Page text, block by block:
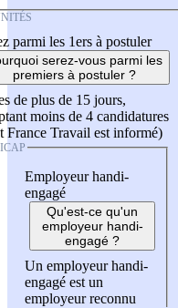
parmi les 1ers à postuler
serez-vous parmi les
premiers à postuler ?
de plus de 15 jours,
moins de 4 candidatures
France Travail est informé)
Employeur handi-
engagé
Qu'est-ce qu'un
employeur handi-
engagé ?
Un employeur handi-
engagé est un
employeur reconnu